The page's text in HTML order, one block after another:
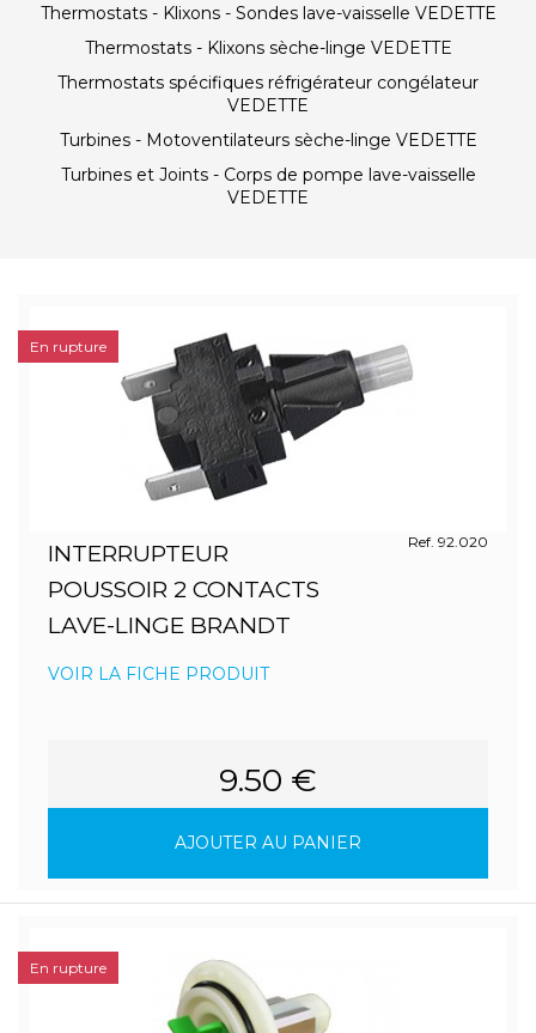
Thermostats - Klixons - Sondes lave-vaisselle VEDETTE
Thermostats - Klixons sèche-linge VEDETTE
Thermostats spécifiques réfrigérateur congélateur
VEDETTE
Turbines - Motoventilateurs sèche-linge VEDETTE
Turbines et Joints - Corps de pompe lave-vaisselle
VEDETTE
INTERRUPTEUR
POUSSOIR 2 CONTACTS
LAVE-LINGE BRANDT
Ref. 92.020
VOIR LA FICHE PRODUIT
9.50 €
AJOUTER AU PANIER
En rupture
En rupture